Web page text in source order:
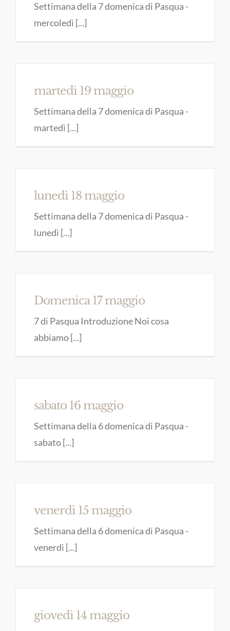
Settimana della 7 domenica di Pasqua -
mercoledì [...]
martedì 19 maggio
Settimana della 7 domenica di Pasqua -
martedì [...]
lunedì 18 maggio
Settimana della 7 domenica di Pasqua -
lunedì [...]
Domenica 17 maggio
7 di Pasqua Introduzione Noi cosa
abbiamo [...]
sabato 16 maggio
Settimana della 6 domenica di Pasqua -
sabato [...]
venerdì 15 maggio
Settimana della 6 domenica di Pasqua -
venerdì [...]
giovedì 14 maggio